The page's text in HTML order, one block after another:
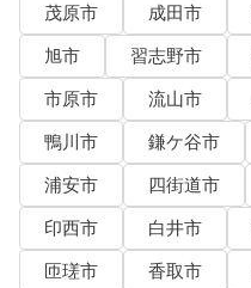
茂原市
成田市
旭市
習志野市
市原市
流山市
鴨川市
鎌ケ谷市
浦安市
四街道市
印西市
白井市
匝瑳市
香取市